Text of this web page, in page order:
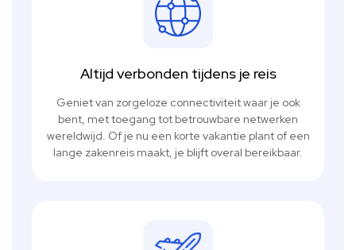
Altijd verbonden tijdens je reis
Geniet van zorgeloze connectiviteit waar je ook
bent, met toegang tot betrouwbare netwerken
wereldwijd. Of je nu een korte vakantie plant of een
lange zakenreis maakt, je blijft overal bereikbaar.